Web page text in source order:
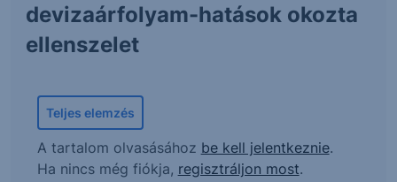
devizaárfolyam-hatások okozta
ellenszelet
Teljes elemzés
A tartalom olvasásához be kell jelentkeznie.
Ha nincs még fiókja, regisztráljon most.